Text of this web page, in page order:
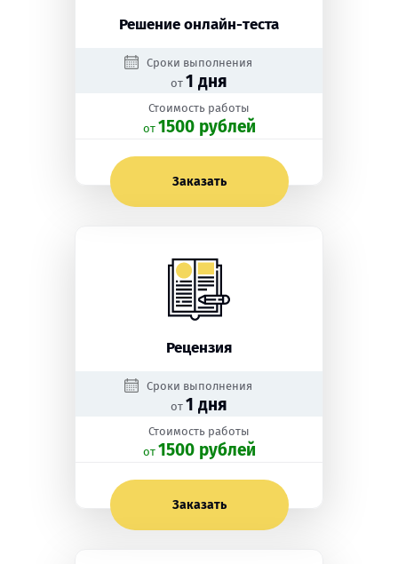
Решение онлайн-теста
Сроки выполнения
от 1 дня
Стоимость работы
oт 1500 рублей
Заказать
Рецензия
Сроки выполнения
от 1 дня
Стоимость работы
oт 1500 рублей
Заказать